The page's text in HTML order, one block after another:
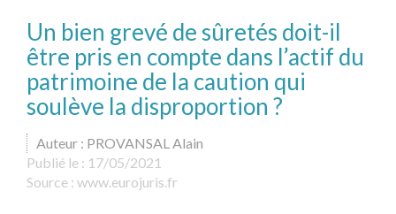
Un bien grevé de sûretés doit-il
être pris en compte dans l’actif du
patrimoine de la caution qui
soulève la disproportion ?
Auteur : PROVANSAL Alain
Publié le : 17/05/2021
Source : www.eurojuris.fr